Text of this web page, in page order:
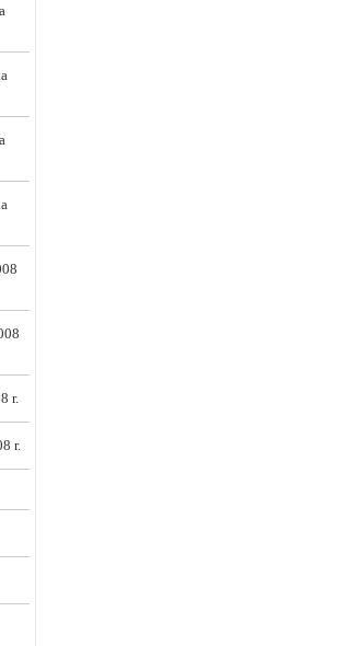
r.
r.